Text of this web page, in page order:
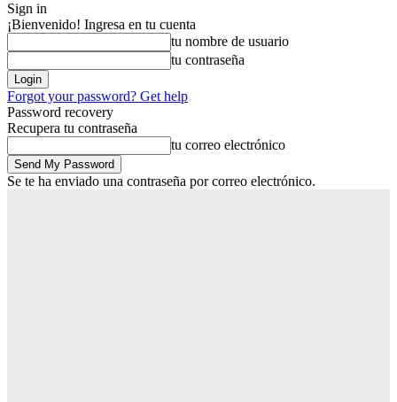
Sign in
¡Bienvenido! Ingresa en tu cuenta
tu nombre de usuario
tu contraseña
Forgot your password? Get help
Password recovery
Recupera tu contraseña
tu correo electrónico
Se te ha enviado una contraseña por correo electrónico.